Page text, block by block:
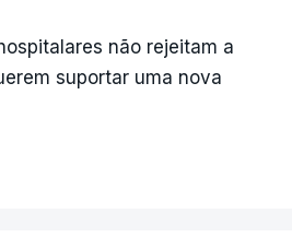
não rejeitam a
suportar uma nova